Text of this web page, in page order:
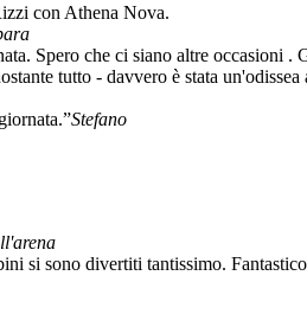
con Athena Nova.
Spero che ci siano altre occasioni .
tutto - davvero è stata
Stefano
si sono divertiti tantissimo.